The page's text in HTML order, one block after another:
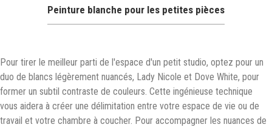
Peinture blanche pour les petites pièces
Pour tirer le meilleur parti de l'espace d'un petit studio, optez pour un
duo de blancs légèrement nuancés, Lady Nicole et Dove White, pour
former un subtil contraste de couleurs. Cette ingénieuse technique
vous aidera à créer une délimitation entre votre espace de vie ou de
travail et votre chambre à coucher. Pour accompagner les nuances de